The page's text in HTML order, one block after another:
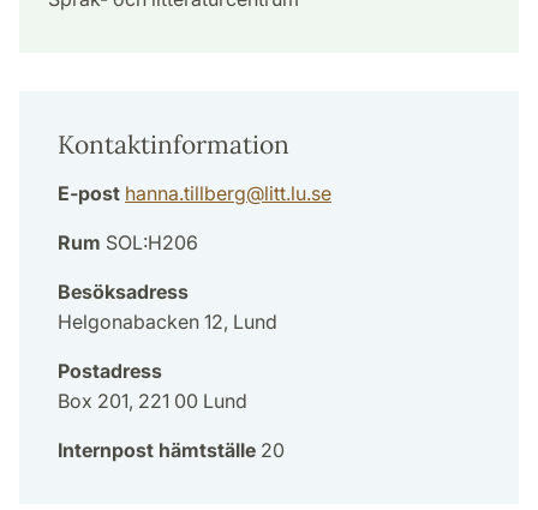
Kontaktinformation
E-post hanna.tillberg@litt.lu.se
Rum SOL:H206
Besöksadress
Helgonabacken 12, Lund
Postadress
Box 201, 221 00 Lund
Internpost hämtställe 20